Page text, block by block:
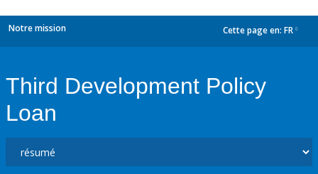
Notre mission Cette page en: FR
Third Development Policy
Loan